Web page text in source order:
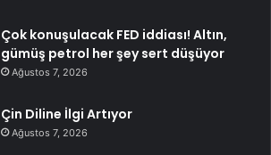
Çok konuşulacak FED iddiası! Altın,
gümüş petrol her şey sert düşüyor
Ağustos 7, 2026
Çin Diline İlgi Artıyor
Ağustos 7, 2026